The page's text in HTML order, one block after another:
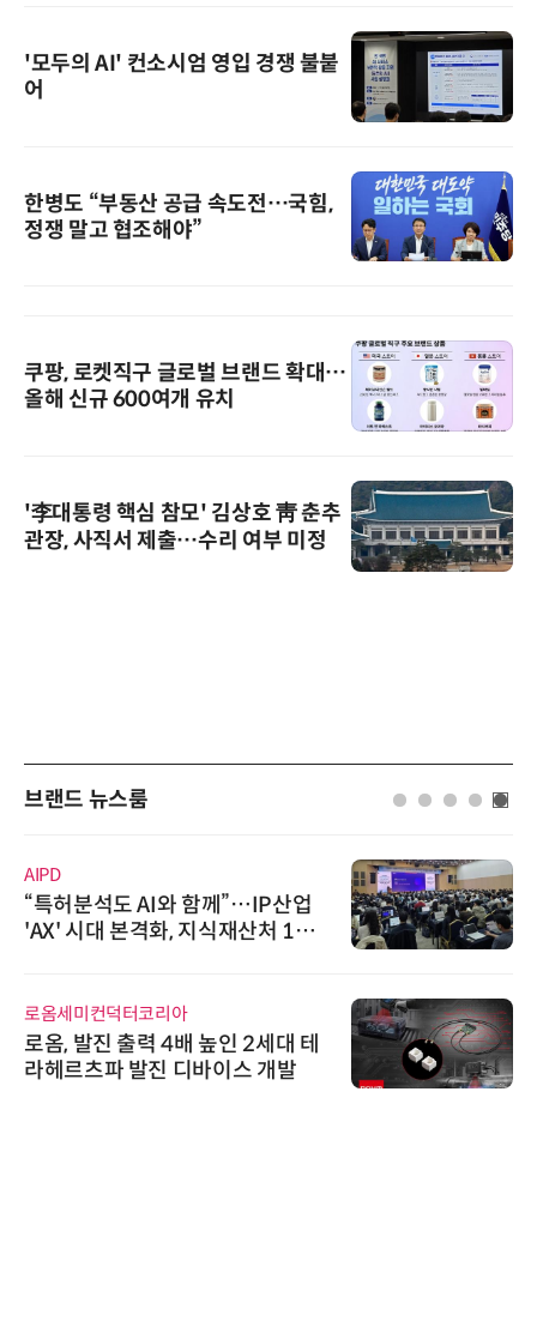
'모두의 AI' 컨소시엄 영입 경쟁 불붙
어
한병도 “부동산 공급 속도전…국힘,
정쟁 말고 협조해야”
쿠팡, 로켓직구 글로벌 브랜드 확대…
올해 신규 600여개 유치
'李대통령 핵심 참모' 김상호 靑 춘추
관장, 사직서 제출…수리 여부 미정
브랜드 뉴스룸
AIPD
“특허분석도 AI와 함께”…IP산업
'AX' 시대 본격화, 지식재산처 1호
로옴세미컨덕터코리아
로옴, 발진 출력 4배 높인 2세대 테
라헤르츠파 발진 디바이스 개발